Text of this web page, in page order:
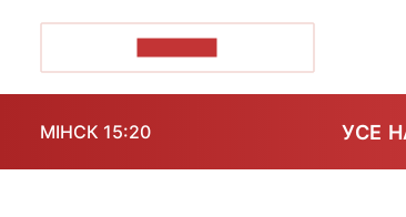
МІНСК 15:20 УСЕ